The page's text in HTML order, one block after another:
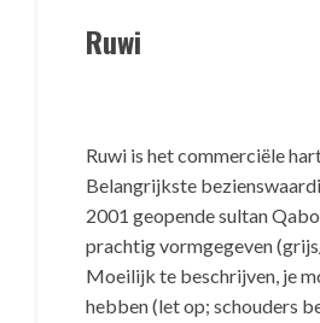
Ruwi
Ruwi is het commerciële
Belangrijkste
2001 geopende sultan
prachtig vormgegeven
Moeilijk te beschrijven, je
hebben (let op; schouders